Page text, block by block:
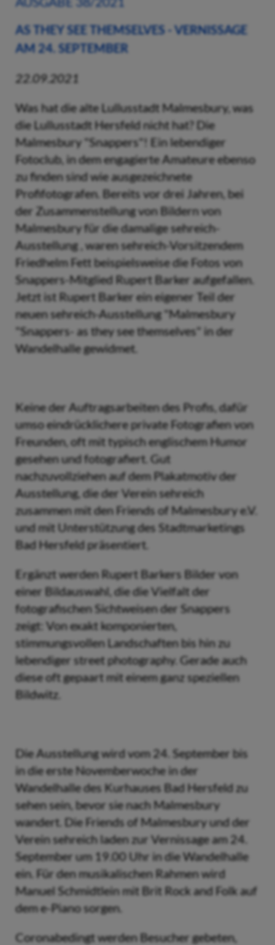
AS THEY SEE THEMSELVES - VERNISSAGE
AM 24. SEPTEMBER
22.09.2021
Was hat die alte Lullusstadt Malmesbury, was
die Lullusstadt Hersfeld nicht hat? Die
Malmesbury "Snappers"! Ein lebendiger
Fotoclub, in dem engagierte Amateure ebenso
zu finden sind wie ausgezeichnete
Profifotografen. Bereits vor drei Jahren, bei
der Zusammenstellung von Bildern von
Malmesbury für die damalige sehreich-
Ausstellung , waren sehreich-Vorsitzendem
Friedhelm Fett beispielsweise die Fotos von
Snappers-Mitglied Rupert Barker aufgefallen.
Jetzt ist Rupert Barker ein eigener Teil der
neuen sehreich-Ausstellung "Malmesbury
"Snappers- as they see themselves" in der
Wandelhalle gewidmet.
Keine der Auftragsarbeiten des Profis, dafür
umso eindrücklichere private Fotografien von
Freunden, oft mit typisch englischem Humor
gesehen und fotografiert. Gut
nachzuvollziehen auf dem Plakatmotiv der
Ausstellung, die der Verein sehreich
zusammen mit den Friends of Malmesbury e.V.
und mit Unterstützung des Stadtmarketings
Bad Hersfeld präsentiert.
Ergänzt werden Rupert Barkers Bilder von
einer Bildauswahl, die die Vielfalt der
fotografischen Sichtweisen der Snappers
zeigt: Von exakt komponierten,
stimmungsvollen Landschaften bis hin zu
lebendiger street photography. Gerade auch
diese oft gepaart mit einem ganz speziellen
Bildwitz.
Die Ausstellung wird vom 24. September bis
in die erste Novemberwoche in der
Wandelhalle des Kurhauses Bad Hersfeld zu
sehen sein, bevor sie nach Malmesbury
wandert. Die Friends of Malmesbury und der
Verein sehreich laden zur Vernissage am 24.
September um 19.00 Uhr in die Wandelhalle
ein. Für den musikalischen Rahmen wird
Manuel Schmidtlein mit Brit Rock and Folk auf
dem e-Piano sorgen.
Coronabedingt werden Besucher gebeten,